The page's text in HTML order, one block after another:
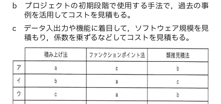
b プロジェクトの初期段階で使用する手法で，過去の事
例を活用してコストを見積もる。
c データ入出力や機能に着目して，ソフトウェア規模を見
積もり，係数を乗ずるなどしてコストを見積もる。